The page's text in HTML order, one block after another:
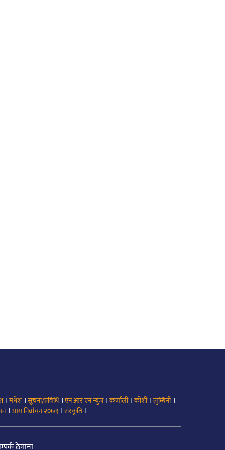
।मधेश।सूचना/प्रविधि।एन आर एन न्युज।कर्णाली।कोशी।लुम्बिनी।
।आम निर्वाचन २०७९ ।संस्कृति ।